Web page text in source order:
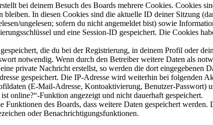
bei deinem Besuch des Boards mehrere Cookies. Cookies
bleiben. In diesen Cookies sind die aktuelle ID deiner Sitzung
ungelesen; sofern du nicht angemeldet bist) sowie
und eine Session-ID gespeichert. Die Cookies
die du bei der Registrierung, in deinem Profil oder
notwendig. Wenn durch den Betreiber weitere Daten als
private Nachricht erstellst, so werden die dort
gespeichert. Die IP-Adresse wird weiterhin bei folgenden
(E-Mail-Adresse, Kontoaktivierung, Benutzer-
online?“-Funktion angezeigt und nicht dauerhaft gespeichert.
Funktionen des Boards, dass weitere Daten gespeichert
oder Benachrichtigungsfunktionen.